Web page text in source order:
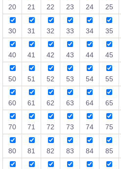
20 21 22 23 24 25
30 31 32 33 34 35
40 41 42 43 44 45
50 51 52 53 54 55
60 61 62 63 64 65
70 71 72 73 74 75
80 81 82 83 84 85